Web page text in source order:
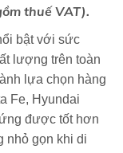
thuế VAT).
bật với sức
lượng trên toàn
lựa chọn hàng
Fe, Hyundai
được tốt hơn
nhỏ gọn khi di